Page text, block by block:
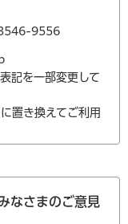
9556
記を一部変更して
置き換えてご利用
なさまのご意見